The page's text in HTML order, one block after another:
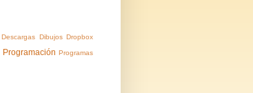
Descargas Dibujos Dropbox
Programación Programas